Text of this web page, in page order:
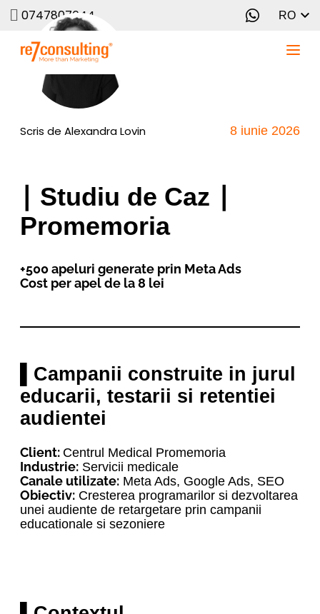
0747807644 RO
Scris deAlexandra Lovin 8 iunie 2026
∣ Studiu de Caz ∣
Promemoria
+500 apeluri generate prin Meta Ads
Cost per apel de la 8 lei
▌Campanii construite in jurul
educarii, testarii si retentiei
audientei
Client: Centrul Medical Promemoria
Industrie: Servicii medicale
Canale utilizate: Meta Ads, Google Ads, SEO
Obiectiv: Cresterea programarilor si dezvoltarea
unei audiente de retargetare prin campanii
educationale si sezoniere